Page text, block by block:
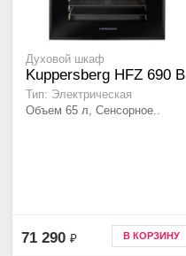
Духовой шкаф
Kuppersberg HFZ 690 B
Тип: Электрическая
Объем 65 л, Сенсорное..
71 290 ₽ В КОРЗИНУ